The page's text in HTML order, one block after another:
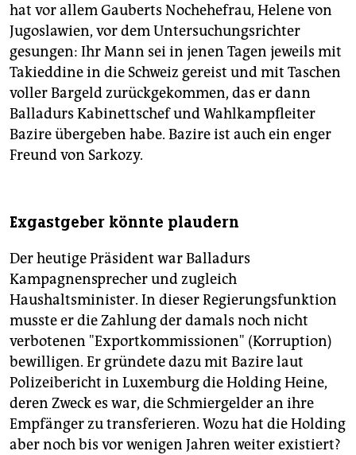
hat vor allem Gauberts Nochehefrau, Helene von
Jugoslawien, vor dem Untersuchungsrichter
gesungen: Ihr Mann sei in jenen Tagen jeweils mit
Takieddine in die Schweiz gereist und mit Taschen
voller Bargeld zurückgekommen, das er dann
Balladurs Kabinettschef und Wahlkampfleiter
Bazire übergeben habe. Bazire ist auch ein enger
Freund von Sarkozy.
Exgastgeber könnte plaudern
Der heutige Präsident war Balladurs
Kampagnensprecher und zugleich
Haushaltsminister. In dieser Regierungsfunktion
musste er die Zahlung der damals noch nicht
verbotenen "Exportkommissionen" (Korruption)
bewilligen. Er gründete dazu mit Bazire laut
Polizeibericht in Luxemburg die Holding Heine,
deren Zweck es war, die Schmiergelder an ihre
Empfänger zu transferieren. Wozu hat die Holding
aber noch bis vor wenigen Jahren weiter existiert?